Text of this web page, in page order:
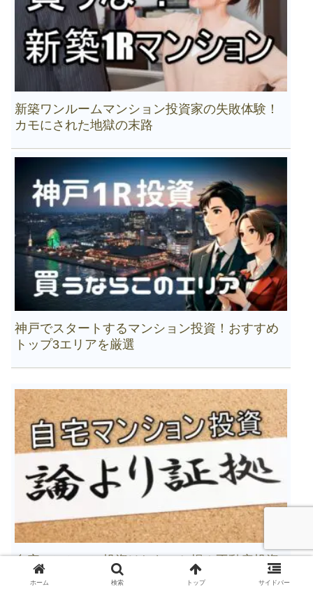
新築ワンルームマンション投資家の失敗体験！
カモにされた地獄の末路
神戸でスタートするマンション投資！おすすめ
トップ3エリアを厳選
自宅マンション投資はしないと損！不動産投資
家がするとこうなった
ホーム 検索 トップ サイドバー